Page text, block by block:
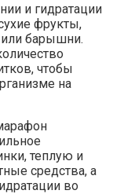
и гидратации
фрукты,
или барышни.
чтобы
на
теплую и
средства, а
во